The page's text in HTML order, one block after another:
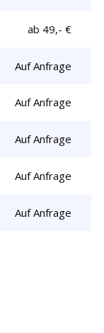
ab 49,- €
Auf Anfrage
Auf Anfrage
Auf Anfrage
Auf Anfrage
Auf Anfrage